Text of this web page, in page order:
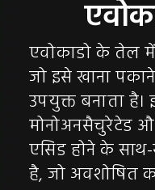
एवोकाडो के तेल में
जो इसे खाना
उपयुक्त बनाता
मोनोअनसैचुरेटेड
एसिड होने के साथ-
है, जो अवशोषित